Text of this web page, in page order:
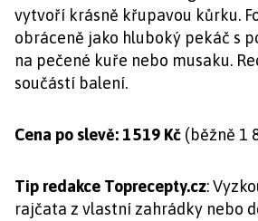
vytvoří krásně křupavou kůrku.
obráceně jako hluboký pekáč s
na pečené kuře nebo musaku.
součástí balení.
Cena po slevě: 1 519 Kč (běžně 1
Tip redakce Toprecepty.cz:
rajčata z vlastní zahrádky nebo